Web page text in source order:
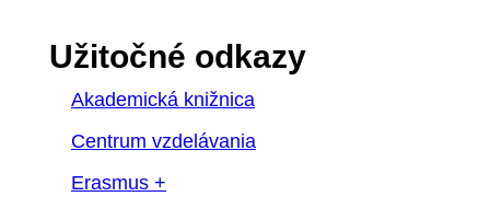
Užitočné odkazy
Akademická knižnica
Centrum vzdelávania
Erasmus +